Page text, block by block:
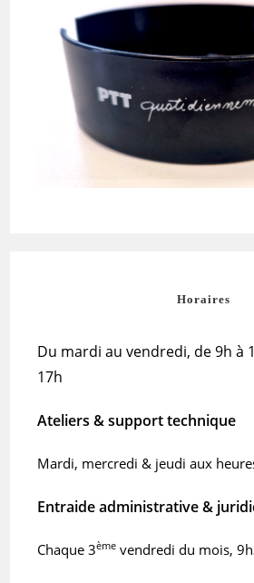
Horaires
Du mardi au vendredi, de 9h à
17h
Ateliers & support technique
Mardi, mercredi & jeudi aux
Entraide administrative &
Chaque 3ème vendredi du mois,